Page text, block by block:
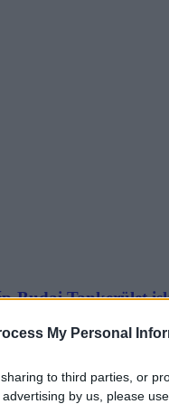
My Personal
to third parties, or
by us, please
Budai Tankerület